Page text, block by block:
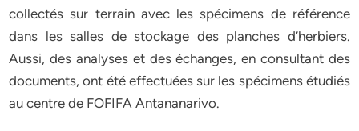
collectés sur terrain avec les spécimens de référence
dans les salles de stockage des planches d’herbiers.
Aussi, des analyses et des échanges, en consultant des
documents, ont été effectuées sur les spécimens étudiés
au centre de FOFIFA Antananarivo.